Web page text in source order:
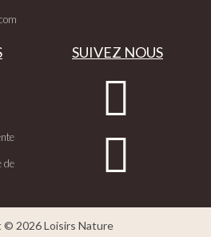
de
SUIVEZ NOUS
© 2026 Loisirs Nature